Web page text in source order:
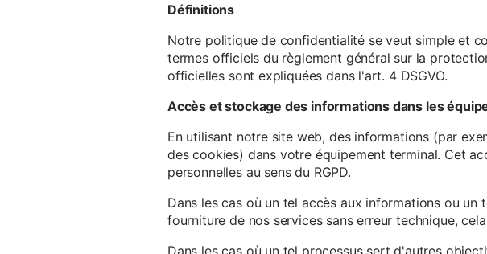
Définitions
Notre politique de confidentialité se veut simple et
termes officiels du règlement général sur la
officielles sont expliquées dans l'art. 4 DSGVO.
Accès et stockage des informations dans les
En utilisant notre site web, des informations (par
des cookies) dans votre équipement terminal. Cet
personnelles au sens du RGPD.
Dans les cas où un tel accès aux informations ou
fourniture de nos services sans erreur technique,
Dans les cas où un tel processus sert d'autres